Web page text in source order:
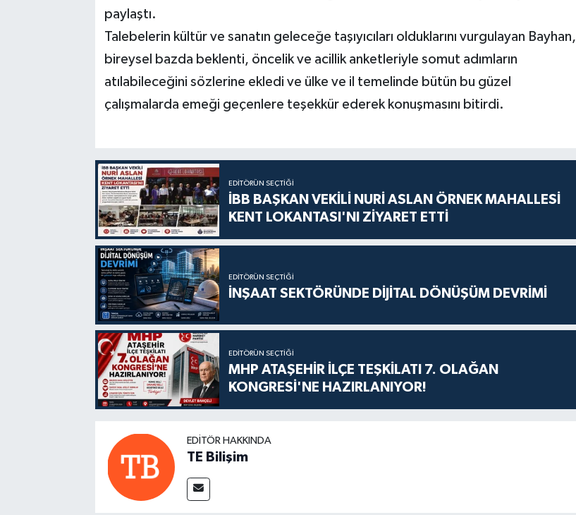
paylaştı.
Talebelerin kültür ve sanatın geleceğe taşıyıcıları olduklarını vurgulayan Bayhan,
bireysel bazda beklenti, öncelik ve acillik anketleriyle somut adımların
atılabileceğini sözlerine ekledi ve ülke ve il temelinde bütün bu güzel
çalışmalarda emeği geçenlere teşekkür ederek konuşmasını bitirdi.
EDITÖRÜN SEÇTIĞI
İBB BAŞKAN VEKİLİ NURİ ASLAN ÖRNEK MAHALLESİ
KENT LOKANTASI'NI ZİYARET ETTİ
EDITÖRÜN SEÇTIĞI
İNŞAAT SEKTÖRÜNDE DİJİTAL DÖNÜŞÜM DEVRİMİ
EDITÖRÜN SEÇTIĞI
MHP ATAŞEHİR İLÇE TEŞKİLATI 7. OLAĞAN
KONGRESİ'NE HAZIRLANIYOR!
EDITÖR HAKKINDA
TE Bilişim